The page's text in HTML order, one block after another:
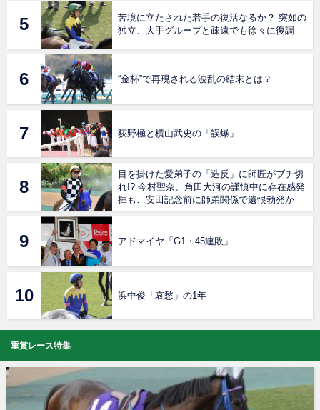
苦境に立たされた若手の復活なるか？ 突如の
独立、大手グループと疎遠でも徐々に復調
“金杯”で再現される波乱の結末とは？
荻野極と横山武史の「誤爆」
目を掛けた愛弟子の「造反」に師匠がブチ切
れ!? 今村聖奈、角田大河の謹慎中に存在感発
揮も…安田記念前に師弟関係で遺恨勃発か
アドマイヤ「G1・45連敗」
浜中俊「哀愁」の1年
重賞レース特集